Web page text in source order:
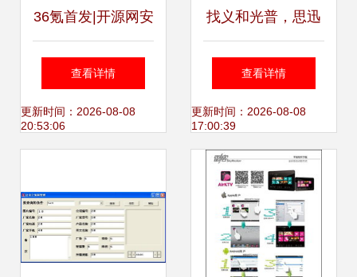
36氪首发|开源网安
完成数千万元A轮
融资，聚焦软件安
查看详情
更新时间：2026-08-08
20:53:06
找义和光普，思迅
软件助您轻松实现
高效软件咨询
查看详情
更新时间：2026-08-08
17:00:39